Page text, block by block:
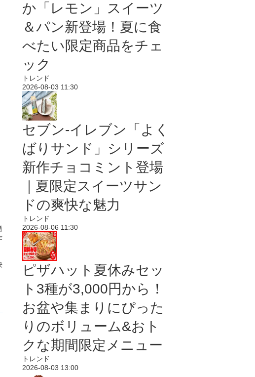
か「レモン」スイーツ
＆パン新登場！夏に食
べたい限定商品をチェ
ック
トレンド
2026-08-03 11:30
セブン‐イレブン「よく
ばりサンド」シリーズ
新作チョコミント登場
｜夏限定スイーツサン
ドの爽快な魅力
トレンド
2026-08-06 11:30
ピザハット夏休みセッ
ト3種が3,000円から！
お盆や集まりにぴった
りのボリューム&おト
クな期間限定メニュー
トレンド
2026-08-03 13:00